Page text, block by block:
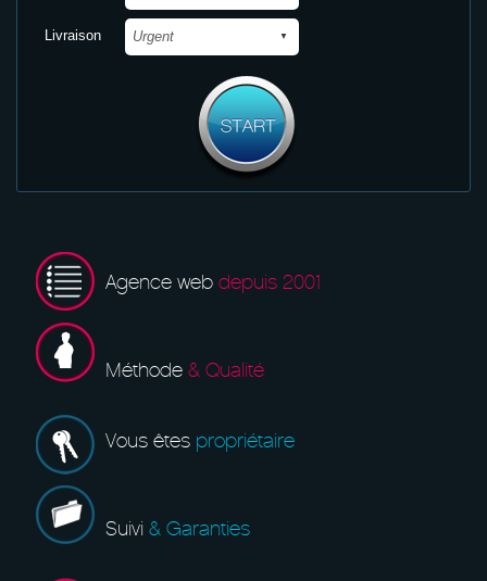
Livraison
Agence web depuis 2001
Méthode & Qualité
Vous êtes propriétaire
Suivi & Garanties